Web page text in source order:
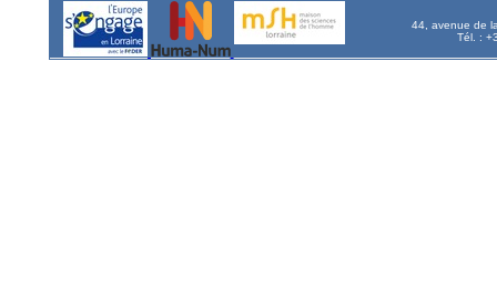
44, avenue de
Tél. :